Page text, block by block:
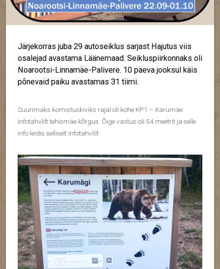
Järjekorras juba 29 autoseiklus sarjast Hajutus viis
osalejad avastama Läänemaad. Seikluspiirkonnaks oli
Noarootsi-Linnamäe-Palivere. 10 päeva jooksul käis
põnevaid paiku avastamas 31 tiimi.
Suurimaks komistuskiviks rajal oli kohe KP1 – Karumäe
infotahvlilt tehismäe kõrgus. Õige vastus oli 54 meetrit ja selle
info leidis selliselt infotahvlilt: